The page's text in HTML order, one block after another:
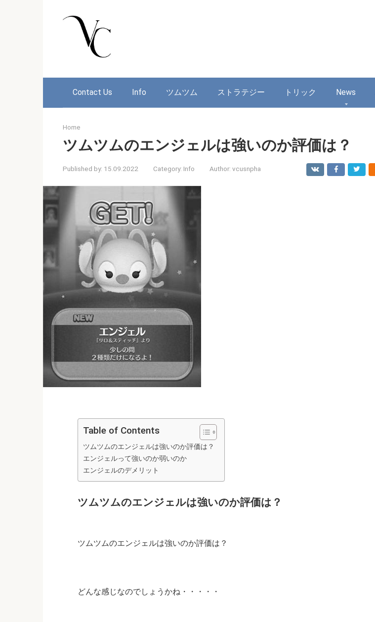
Contact Us Info ツムツム ストラテジー トリック News
Home
ツムツムのエンジェルは強いのか評価は？
Published by: 15.09.2022 Category: Info Author: vcusnpha
Table of Contents
ツムツムのエンジェルは強いのか評価は？
エンジェルって強いのか弱いのか
エンジェルのデメリット
ツムツムのエンジェルは強いのか評価は？
ツムツムのエンジェルは強いのか評価は？
どんな感じなのでしょうかね・・・・・